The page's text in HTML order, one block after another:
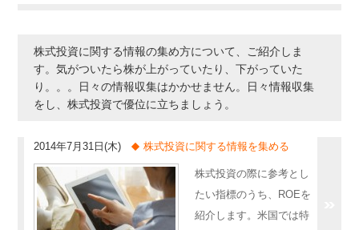
株式投資に関する情報の集め方について、ご紹介しま
す。気がついたら株が上がっていたり、下がっていた
り。。。日々の情報収集はかかせません。日々情報収集
をし、株式投資で優位に立ちましょう。
2014年7月31日(木) 株式投資に関する情報を集める
株式投資の際に参考とし
たい指標のうち、ROEを
紹介します。米国では特